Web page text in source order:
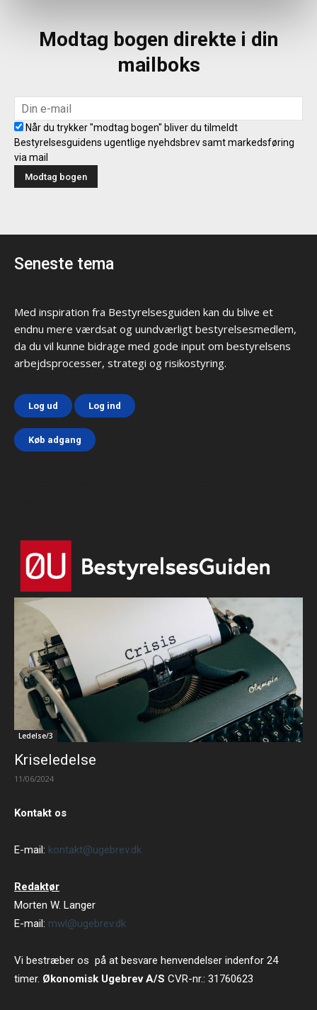
Modtag bogen direkte i din
mailboks
Når du trykker "modtag bogen" bliver du tilmeldt
Bestyrelsesguidens ugentlige nyehdsbrev samt markedsføring
via mail
Seneste tema
Med inspiration fra Bestyrelsesguiden kan du blive et
endnu mere værdsat og uundværligt bestyrelsesmedlem,
da du vil kunne bidrage med gode input om bestyrelsens
arbejdsprocesser, strategi og risikostyring.
Log ud Log ind
Køb adgang
Ledelse/3
Kriseledelse
11/06/2024
Kontakt os
E-mail: kontakt@ugebrev.dk
Redaktør
Morten W. Langer
E-mail: mwl@ugebrev.dk
Vi bestræber os på at besvare henvendelser indenfor 24
timer. Økonomisk Ugebrev A/S CVR-nr.: 31760623